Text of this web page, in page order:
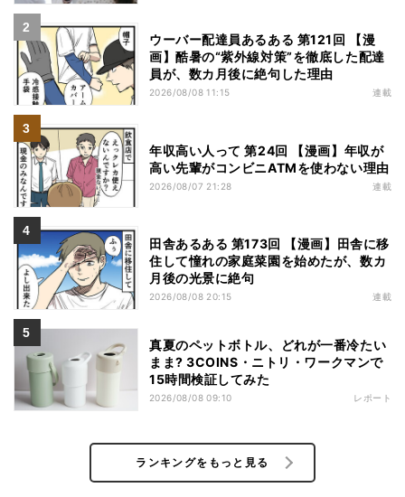
ウーバー配達員あるある 第121回 【漫
画】酷暑の“紫外線対策”を徹底した配達
員が、数カ月後に絶句した理由
2026/08/08 11:15 連載
年収高い人って 第24回 【漫画】年収が
高い先輩がコンビニATMを使わない理由
2026/08/07 21:28 連載
田舎あるある 第173回 【漫画】田舎に移
住して憧れの家庭菜園を始めたが、数カ
月後の光景に絶句
2026/08/08 20:15 連載
真夏のペットボトル、どれが一番冷たい
まま? 3COINS・ニトリ・ワークマンで
15時間検証してみた
2026/08/08 09:10 レポート
ランキングをもっと見る